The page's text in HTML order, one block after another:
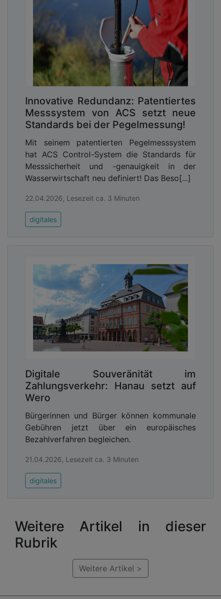
Innovative Redundanz: Patentiertes
Messsystem von ACS setzt neue
Standards bei der Pegelmessung!
Mit seinem patentierten Pegelmesssystem
hat ACS Control-System die Standards für
Messsicherheit und -genauigkeit in der
Wasserwirtschaft neu definiert! Das Beso[...]
22.04.2026, Lesezeit ca. 3 Minuten
digitales
Digitale Souveränität im
Zahlungsverkehr: Hanau setzt auf
Wero
Bürgerinnen und Bürger können kommunale
Gebühren jetzt über ein europäisches
Bezahlverfahren begleichen.
21.04.2026, Lesezeit ca. 3 Minuten
digitales
Weitere Artikel in dieser
Rubrik
Weitere Artikel >